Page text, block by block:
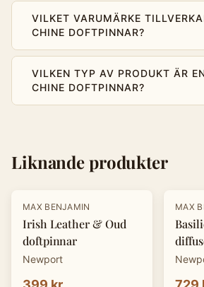
VILKET VARUMÄRKE
CHINE DOFTPINNAR?
VILKEN TYP AV PRODUKT ÄR
CHINE DOFTPINNAR?
Liknande produkter
MAX BENJAMIN
Irish Leather & Oud
doftpinnar
Newport
MAX